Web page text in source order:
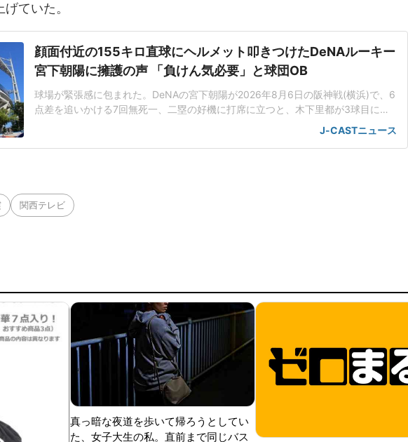
ていた。
顔面付近の155キロ直球にヘルメット叩きつけたDeNAルーキー
宮下朝陽に擁護の声 「負けん気必要」と球団OB
球場が緊張感に包まれた。DeNAの宮下朝陽が2026年8月6日の阪神戦(横浜)で、6
点差を追いかける7回無死一、二塁の好機に打席に立つと、木下里都が3球目に投
じた155キロ直球が顔面付近へ。もんどり打ってよけた宮下は怒りの表情を見せて
ヘルメットを叩きつけた。「熱くなってしまった部分があったのでしょう」前日5
J-CASTニュース
関西テレビ
真っ暗な夜道を歩いて帰ろうとしてい
た、女子大生の私。直前まで同じバス